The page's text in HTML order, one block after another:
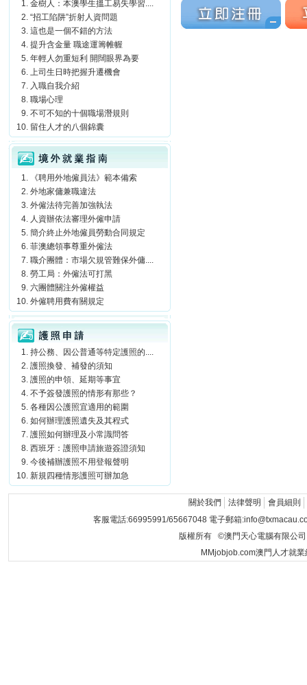
立刻注冊
立刻
金樹人：本澳學生搵工易失學習....
“招工陷阱”折射人資問題
這也是一個不錯的方法
提升含金量 職途運籌帷幄
年輕人勿重短利 開闊眼界為要
上司生日時把握升遷機會
入職自我介紹
職場心理
不可不知的十個職場潛規則
留住人才的八個錦囊
境外就業指南
《聘用外地僱員法》範本備索
外地家傭兼職違法
外僱法待完善加強執法
人資辦依法審理外僱申請
簡介終止外地僱員勞動合同規定
菲澳總領事尊重外僱法
職介團體：市場欠規管難保外傭....
勞工局：外僱法可打黑
六團體關注外僱權益
外僱聘用費有關規定
護照申請
持公務、因公普通等特定護照的....
護照換發、補發的須知
護照的申領、延期等事宜
不予簽發護照的情形有那些？
各種因公護照宜適用的範圍
如何辦理護照遺失及其程式
護照如何辦理及小常識問答
西班牙：護照申請旅遊簽證須知
今後補辦護照不用登報聲明
新規四種情形護照可辦加急
關於我們 法律聲明
會員細則
客服電話:66995991/65667048 電子郵箱
版權所有 ©澳門天心電腦有限公
MMjobjob.com澳門人才就